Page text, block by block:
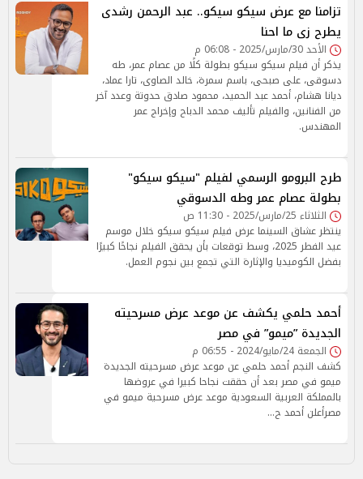
تزامنا مع عرض سيكو سيكو.. عبد الرحمن رشدى
يطرح زى ما احنا
الأحد 30/مارس/2025 - 06:08 م
يذكر أن فيلم سيكو سيكو بطولة كلًا من عصام عمر، طه
دسوقى، على صبحى، باسم سمرة، خالد الصاوى، تارا عماد،
ديانا هشام، أحمد عبد الحميد، محمود صادق حدوتة وعدد آخر
من الفنانين، والفيلم تأليف محمد الدباح وإخراج عمر
المهندس.
طرح البرومو الرسمي لفيلم "سيكو سيكو"
بطولة عصام عمر وطه الدسوقي
الثلاثاء 25/مارس/2025 - 11:30 ص
ينتظر عشاق السينما عرض فيلم سيكو سيكو خلال موسم
عيد الفطر 2025، وسط توقعات بأن يحقق الفيلم نجاحًا كبيرًا
بفضل الكوميديا والإثارة التي تجمع بين نجوم العمل.
أحمد حلمي يكشف عن موعد عرض مسرحيته
الجديدة ”ميمو” في مصر
الجمعة 24/مايو/2024 - 06:55 م
كشف النجم أحمد حلمي عن موعد عرض مسرحيته الجديدة
ميمو في مصر بعد أن حققت نجاحا كبيرا في عروضها
بالمملكة العربية السعودية موعد عرض مسرحية ميمو في
مصرأعلن أحمد ح…